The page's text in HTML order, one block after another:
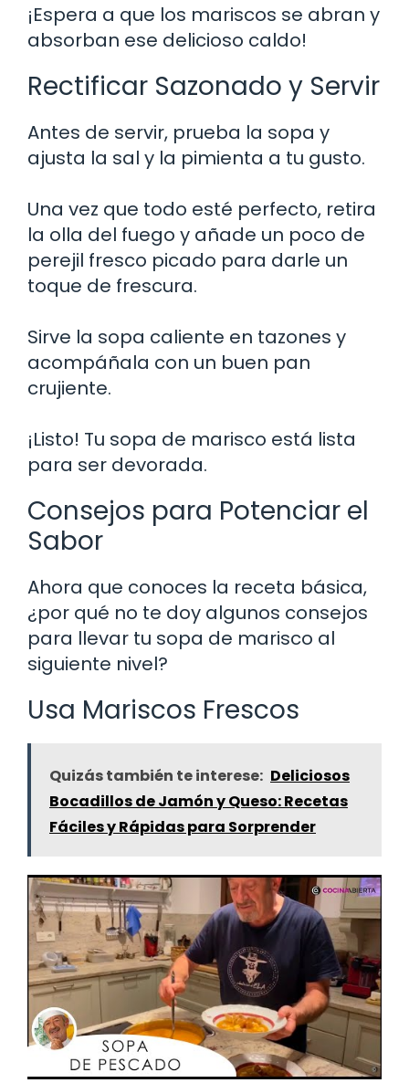
¡Espera a que los mariscos se abran y
absorban ese delicioso caldo!
Rectificar Sazonado y Servir
Antes de servir, prueba la sopa y
ajusta la sal y la pimienta a tu gusto.
Una vez que todo esté perfecto, retira
la olla del fuego y añade un poco de
perejil fresco picado para darle un
toque de frescura.
Sirve la sopa caliente en tazones y
acompáñala con un buen pan
crujiente.
¡Listo! Tu sopa de marisco está lista
para ser devorada.
Consejos para Potenciar el
Sabor
Ahora que conoces la receta básica,
¿por qué no te doy algunos consejos
para llevar tu sopa de marisco al
siguiente nivel?
Usa Mariscos Frescos
Quizás también te interese: Deliciosos
Bocadillos de Jamón y Queso: Recetas
Fáciles y Rápidas para Sorprender